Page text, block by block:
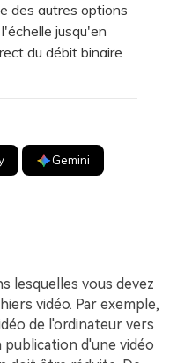
des autres options
jusqu'en
du débit binaire
Gemini
lesquelles vous devez
vidéo. Par exemple,
de l'ordinateur vers
d'une vidéo